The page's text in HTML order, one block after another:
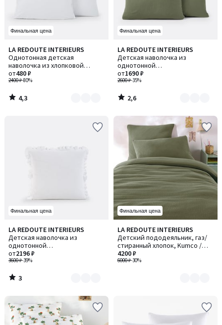
Финальная цена
LA REDOUTE INTERIEURS
Однотонная детская
наволочка из хлопковой
перкали
2400 ₽-80%
от480 ₽
4,3
/ 5
Количество
цветов:
2
4,3
/
Финальная цена
LA REDOUTE INTERIEURS
Детская наволочка из
однотонной
хлопчатобумажной газовой
ткани, Kumla / Кумла
2600 ₽-35%
от1690 ₽
2,6
/ 5
Количество
цветов:
6
2,6
/
Финальная цена
LA REDOUTE INTERIEURS
Детская наволочка из
однотонной
хлопчатобумажной газовой
ткани, Kumla / Кумла
3600 ₽-39%
от2196 ₽
3
/
5
Количество
цветов:
6
3
/
Финальная цена
LA REDOUTE INTERIEURS
Детский пододеяльник, газ/
стиранный хлопок, Kumco /
Кумко
6000 ₽-30%
4200 ₽
Количество
цветов:
3